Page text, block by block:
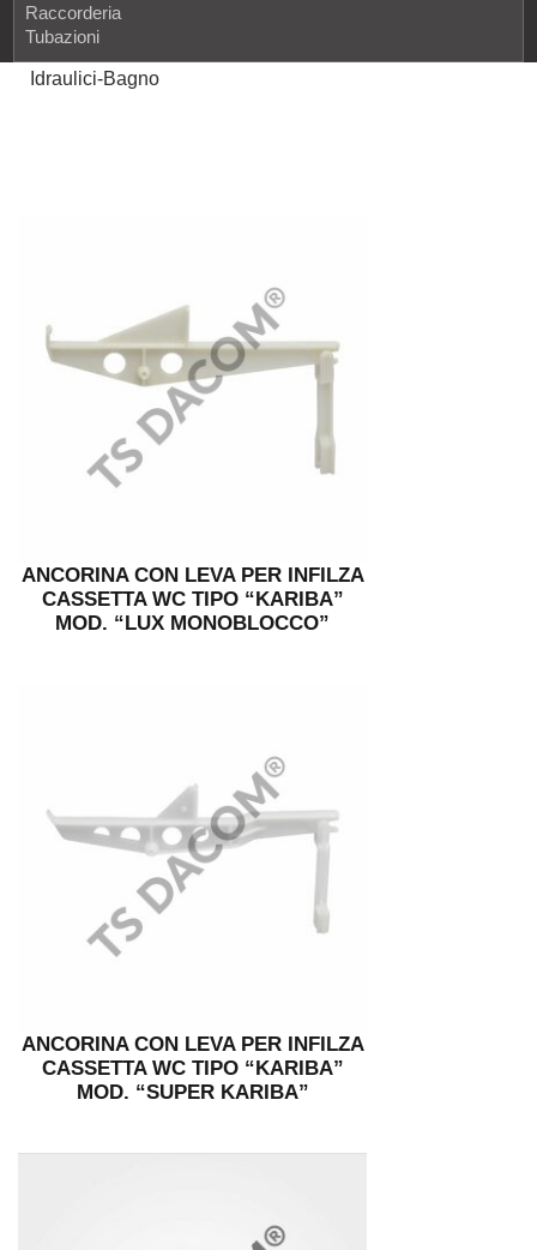
Raccorderia
Tubazioni
Idraulici-Bagno
ANCORINA CON LEVA PER INFILZA
CASSETTA WC TIPO “KARIBA”
MOD. “LUX MONOBLOCCO”
ANCORINA CON LEVA PER INFILZA
CASSETTA WC TIPO “KARIBA”
MOD. “SUPER KARIBA”